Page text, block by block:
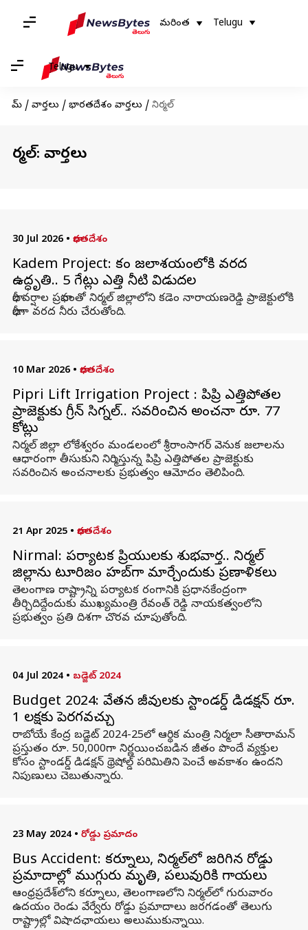
మరింత Telugu
Telugu
హోమ్ / వార్తలు / భారతదేశం వార్తలు / నిర్మల్
నిర్మల్: వార్తలు
30 Jul 2026 • భారతదేశం
Kadem Project: కడెం జలాశయంలోకి వరద
ఉద్ధృతి.. 5 గేట్లు ఎత్తి నీటి విడుదల
భారీ వర్షాల ప్రభావంతో నిర్మల్‌ జిల్లాలోని కడెం నారాయణరెడ్డి ప్రాజెక్టులోకి
భారీగా వరద నీరు చేరుతోంది.
10 Mar 2026 • భారతదేశం
Pipri Lift Irrigation Project : పిప్రి ఎత్తిపోతల
ప్రాజెక్టుకు గ్రీన్ సిగ్నల్.. సవరించిన అంచనా రూ. 77
కోట్లు
నిర్మల్ జిల్లా లోకేశ్వరం మండలంలో శ్రీరాంసాగర్ వెనుక జలాలను
ఆధారంగా తీసుకుని నిర్మిస్తున్న పిప్రి ఎత్తిపోతల ప్రాజెక్టుకు
సవరించిన అంచనాలకు ప్రభుత్వం ఆమోదం తెలిపింది.
21 Apr 2025 • భారతదేశం
Nirmal: పర్యాటక ప్రియులకు శుభవార్త.. నిర్మల్
జిల్లాను టూరిజం హబ్‌గా మార్చేందుకు ప్రణాళికలు
తెలంగాణ రాష్ట్రాన్ని పర్యాటక రంగానికి ప్రధానకేంద్రంగా
తీర్చిదిద్దేందుకు ముఖ్యమంత్రి రేవంత్ రెడ్డి నాయకత్వంలోని
ప్రభుత్వం ప్రతి దిశగా చొరవ చూపుతోంది.
04 Jul 2024 • బడ్జెట్ 2024
Budget 2024: వేతన జీవులకు స్టాండర్డ్ డిడక్షన్ రూ.
1 లక్షకు పెరగవచ్చు
రాబోయే కేంద్ర బడ్జెట్ 2024-25లో ఆర్థిక మంత్రి నిర్మలా సీతారామన్
ప్రస్తుతం రూ. 50,000గా నిర్ణయించబడిన జీతం పొందే వ్యక్తుల
కోసం స్టాండర్డ్ డిడక్షన్ థ్రెషోల్డ్ పరిమితిని పెంచే అవకాశం ఉందని
నిపుణులు చెబుతున్నారు.
23 May 2024 • రోడ్డు ప్రమాదం
Bus Accident: కర్నూలు, నిర్మల్‌లో జరిగిన రోడ్డు
ప్రమాదాల్లో ముగ్గురు మృతి, పలువురికి గాయలు
ఆంధ్రప్రదేశ్‌లోని కర్నూలు, తెలంగాణలోని నిర్మల్‌లో గురువారం
ఉదయం రెండు వేర్వేరు రోడ్డు ప్రమాదాలు జరగడంతో తెలుగు
రాష్ట్రాల్లో విషాదఛాయలు అలుముకున్నాయి.